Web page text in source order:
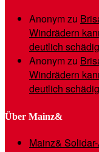
Anonymzu
Windrädern
deutlich
Anonymzu
Windrädern
deutlich
Über Mainz&
Mainz&